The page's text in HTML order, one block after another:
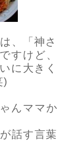
、「神
すけど、
に大き
)
んママ
話す言